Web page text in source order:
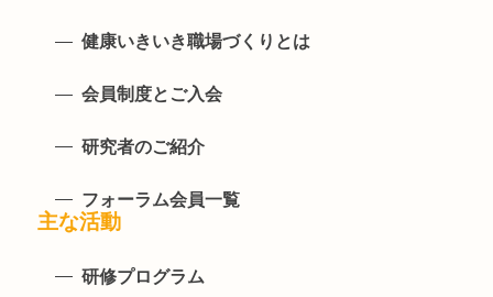
健康いきいき職場づくりとは
会員制度とご入会
研究者のご紹介
フォーラム会員一覧
主な活動
研修プログラム